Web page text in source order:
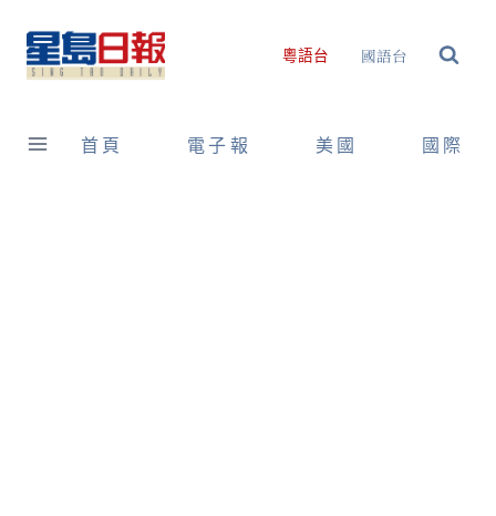
content
粵語台 國語台
首頁 電子報 美國 國際